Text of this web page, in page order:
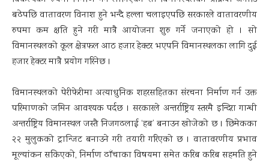
बढेपछि वातावरण विनाश हुने भन्दै हल्ला चलाइएपछि सरकारले वातावरणीय
रुपमा कम क्षति हुने गरी मात्रै आयोजना शुरु गर्ने जनाएको हो । सो
विमानस्थलको कूल क्षेत्रफल आठ हजार हेक्टर भएपनि विमानस्थलका लागि दुई
हजार हेक्टर मात्रै प्रयोग गरिनेछ ।
विमानस्थलको पेरीफेरीमा अत्याधुनिक शहरसहितका संरचना निर्माण गर्न उक्त
परिमाणको जमिन आवश्यक पर्दछ । सरकारले अन्तर्राष्ट्रिय स्तरमै इन्दिरा गान्धी
अन्तर्राष्ट्रिय विमानस्थल जस्तै निजगढलाई ‘हब’ बनाउन खोजेको छ । छिमेकका
२२ मुलुकको ट्रान्जिट बनाउने गरी तयारी गरिएको छ । वातावरणीय प्रभाव
मूल्यांकन सकिएको, निर्माण ढाँचाका विषयमा समेत करिब करिब सहमति हुने